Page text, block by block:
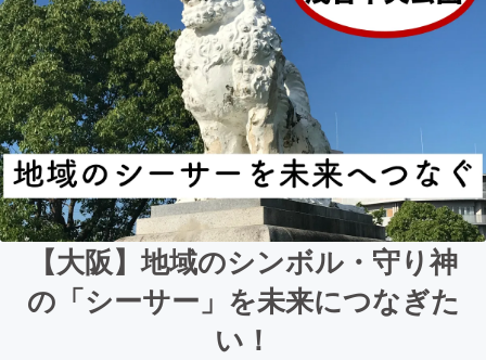
【大阪】地域のシンボル・守り神
の「シーサー」を未来につなぎた
い！